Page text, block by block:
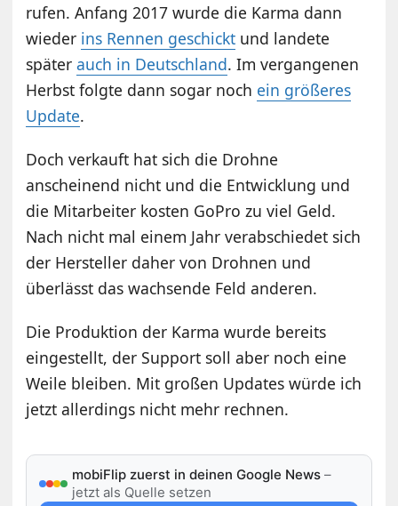
rufen. Anfang 2017 wurde die Karma dann
wieder ins Rennen geschickt und landete
späterauch in Deutschland. Im vergangenen
Herbst folgte dann sogar noch ein größeres
Update.
Doch verkauft hat sich die Drohne
anscheinend nicht und die Entwicklung und
die Mitarbeiter kosten GoPro zu viel Geld.
Nach nicht mal einem Jahr verabschiedet sich
der Hersteller daher von Drohnen und
überlässt das wachsende Feld anderen.
Die Produktion der Karma wurde bereits
eingestellt, der Support soll aber noch eine
Weile bleiben. Mit großen Updates würde ich
jetzt allerdings nicht mehr rechnen.
mobiFlip zuerst in deinen Google News –
jetzt als Quelle setzen